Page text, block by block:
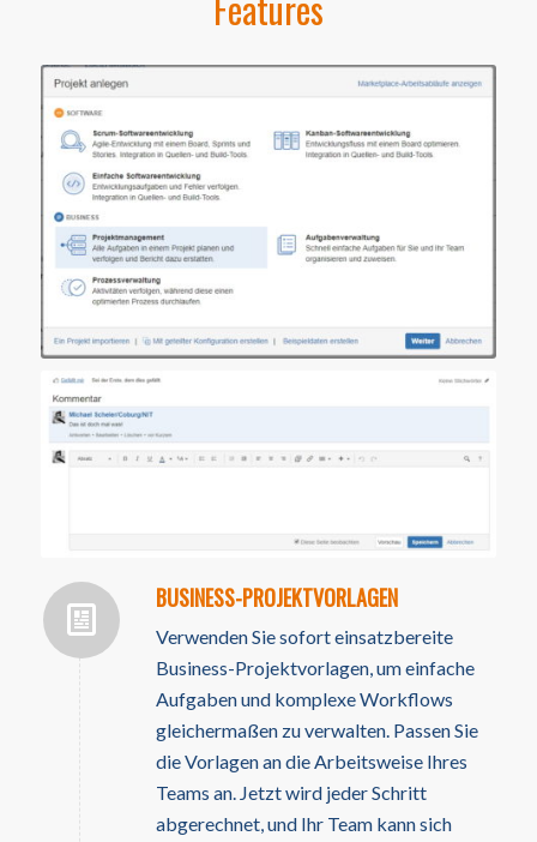
BUSINESS-PROJEKTVORLAGEN
Verwenden Sie sofort einsatzbereite
Business-Projektvorlagen, um einfache
Aufgaben und komplexe Workflows
gleichermaßen zu verwalten. Passen Sie
die Vorlagen an die Arbeitsweise Ihres
Teams an. Jetzt wird jeder Schritt
abgerechnet, und Ihr Team kann sich